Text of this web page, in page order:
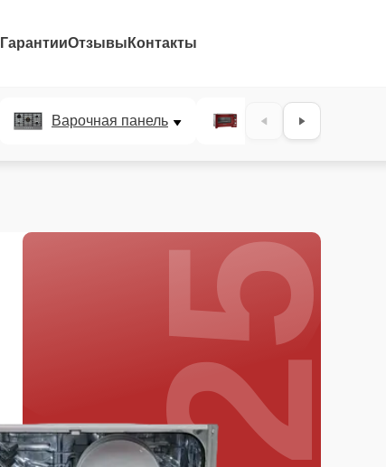
ГарантииОтзывы Контакты
Варочная панель Микроволновая
25%